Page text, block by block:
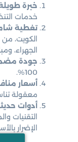
خبرة
خدمات
تغطية
الكويت، من
الجهراء،
جودة
100%.
أسعار
معقولة
أدوات
التقنيات
الإضرار